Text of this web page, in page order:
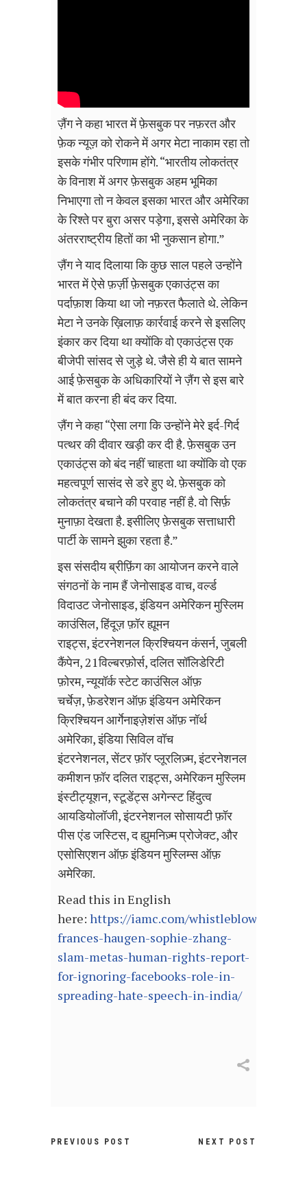
ज़ैंग ने कहा भारत में फ़ेसबुक पर नफ़रत और
फ़ेक न्यूज़ को रोकने में अगर मेटा नाकाम रहा तो
इसके गंभीर परिणाम होंगे. “भारतीय लोकतंत्र
के विनाश में अगर फ़ेसबुक अहम भूमिका
निभाएगा तो न केवल इसका भारत और अमेरिका
के रिश्ते पर बुरा असर पड़ेगा, इससे अमेरिका के
अंतरराष्ट्रीय हितों का भी नुकसान होगा.”
ज़ैंग ने याद दिलाया कि कुछ साल पहले उन्होंने
भारत में ऐसे फ़र्ज़ी फ़ेसबुक एकाउंट्स का
पर्दाफ़ाश किया था जो नफ़रत फैलाते थे. लेकिन
मेटा ने उनके ख़िलाफ़ कार्रवाई करने से इसलिए
इंकार कर दिया था क्योंकि वो एकाउंट्स एक
बीजेपी सांसद से जुड़े थे. जैसे ही ये बात सामने
आई फ़ेसबुक के अधिकारियों ने ज़ैंग से इस बारे
में बात करना ही बंद कर दिया.
ज़ैंग ने कहा “ऐसा लगा कि उन्होंने मेरे इर्द-गिर्द
पत्थर की दीवार खड़ी कर दी है. फ़ेसबुक उन
एकाउंट्स को बंद नहीं चाहता था क्योंकि वो एक
महत्वपूर्ण सासंद से डरे हुए थे. फ़ेसबुक को
लोकतंत्र बचाने की परवाह नहीं है. वो सिर्फ़
मुनाफ़ा देखता है. इसीलिए फ़ेसबुक सत्ताधारी
पार्टी के सामने झुका रहता है.”
इस संसदीय ब्रीफ़िंग का आयोजन करने वाले
संगठनों के नाम हैं जेनोसाइड वाच, वर्ल्ड
विदाउट जेनोसाइड, इंडियन अमेरिकन मुस्लिम
काउंसिल, हिंदूज़ फ़ॉर ह्यूमन
राइट्स, इंटरनेशनल क्रिश्चियन कंसर्न, जुबली
कैंपेन, 21विल्बरफ़ोर्स, दलित सॉलिडेरिटी
फ़ोरम, न्यूयॉर्क स्टेट काउंसिल ऑफ़
चर्चेज़, फ़ेडरेशन ऑफ़ इंडियन अमेरिकन
क्रिश्चियन आर्गेनाइज़ेशंस ऑफ़ नॉर्थ
अमेरिका, इंडिया सिविल वॉच
इंटरनेशनल, सेंटर फ़ॉर प्लूरलिज़्म, इंटरनेशनल
कमीशन फ़ॉर दलित राइट्स, अमेरिकन मुस्लिम
इंस्टीट्यूशन, स्टूडेंट्स अगेन्स्ट हिंदुत्व
आयडियोलॉजी, इंटरनेशनल सोसायटी फ़ॉर
पीस एंड जस्टिस, द ह्युमनिज़्म प्रोजेक्ट, और
एसोसिएशन ऑफ़ इंडियन मुस्लिम्स ऑफ़
अमेरिका.
Read this in English
here: https://iamc.com/whistleblowers-
frances-haugen-sophie-zhang-
slam-metas-human-rights-report-
for-ignoring-facebooks-role-in-
spreading-hate-speech-in-india/
PREVIOUS POST NEXT POST